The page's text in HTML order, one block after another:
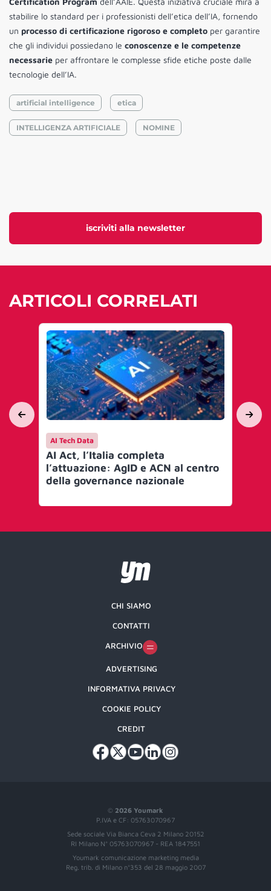
iscriviti alla newsletter
stabilire lo standard per i professionisti dell’etica dell’IA, fornendo
un processo di certificazione rigoroso e completo per garantire
che gli individui possiedano le conoscenze e le competenze
necessarie per affrontare le complesse sfide etiche poste dalle
tecnologie dell’IA.
artificial intelligence etica
INTELLIGENZA ARTIFICIALE NOMINE
ARTICOLI CORRELATI
AI Tech Data
AI Act, l’Italia completa
l’attuazione: AgID e ACN al centro
della governance nazionale
© 2026 Youmark
P.IVA e CF: 05763070967
Sede sociale Via Bianca Ceva 2 Milano 20152
RI Milano N° 05763070967 - REA 1847551
Youmark comunicazione marketing media
Reg. trib. di Milano n°353 del 28 maggio 2007
CHI SIAMO
CONTATTI
ARCHIVIO
ADVERTISING
INFORMATIVA PRIVACY
COOKIE POLICY
CREDIT